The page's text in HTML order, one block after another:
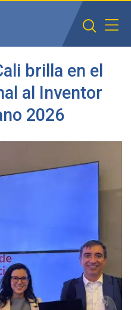
brilla en el
al Inventor
2026